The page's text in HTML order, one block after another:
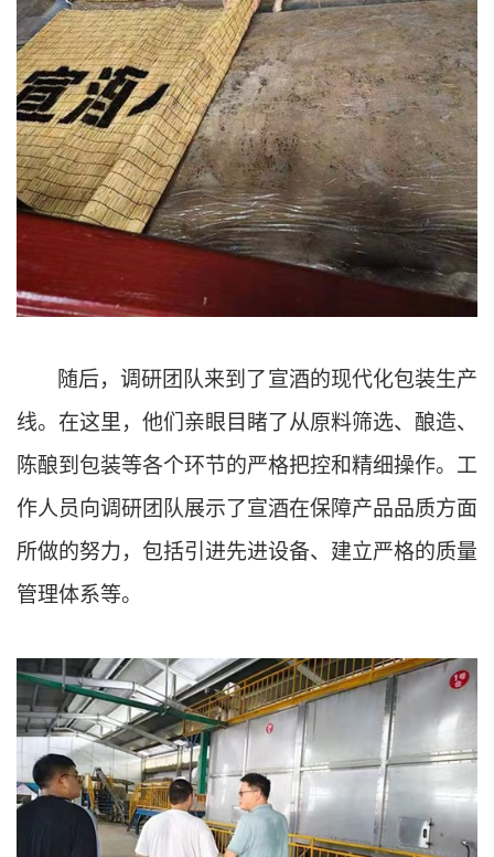
随后，调研团队来到了宣酒的现代化包装生产
线。在这里，他们亲眼目睹了从原料筛选、酿造、
陈酿到包装等各个环节的严格把控和精细操作。工
作人员向调研团队展示了宣酒在保障产品品质方面
所做的努力，包括引进先进设备、建立严格的质量
管理体系等。